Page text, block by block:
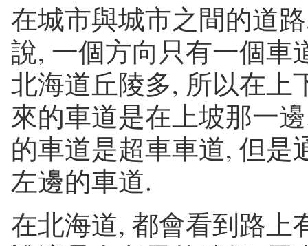
在城市與城市之間的道
說, 一個方向只有一個車
北海道丘陵多, 所以在上
來的車道是在上坡那一
的車道是超車車道, 但是
左邊的車道.
在北海道, 都會看到路上